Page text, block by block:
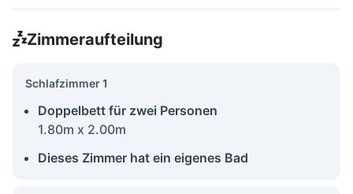
Zimmeraufteilung
Schlafzimmer 1
Doppelbett für zwei Personen
1.80m x 2.00m
Dieses Zimmer hat ein eigenes Bad